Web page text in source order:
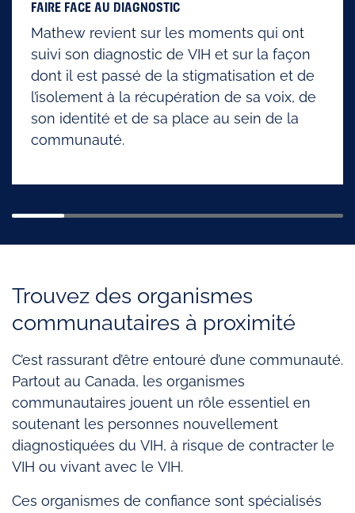
FAIRE FACE AU DIAGNOSTIC
Mathew revient sur les moments qui ont
suivi son diagnostic de VIH et sur la façon
dont il est passé de la stigmatisation et de
l’isolement à la récupération de sa voix, de
son identité et de sa place au sein de la
communauté.
Trouvez des organismes
communautaires à proximité
C’est rassurant d’être entouré d’une communauté.
Partout au Canada, les organismes
communautaires jouent un rôle essentiel en
soutenant les personnes nouvellement
diagnostiquées du VIH, à risque de contracter le
VIH ou vivant avec le VIH.
Ces organismes de confiance sont spécialisés